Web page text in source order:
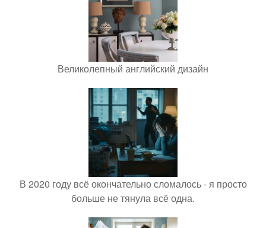
Великолепный английский дизайн
В 2020 году всё окончательно сломалось - я просто
больше не тянула всё одна.